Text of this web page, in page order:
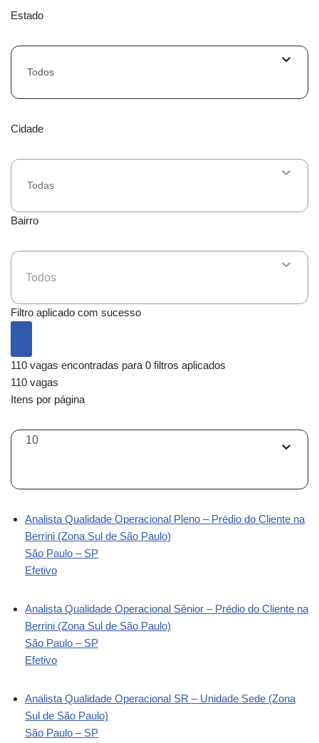
Estado
Todos
Cidade
Todas
Bairro
Todos
Filtro aplicado com sucesso
110 vagas encontradas para 0 filtros aplicados
110 vagas
Itens por página
10
Analista Qualidade Operacional Pleno – Prédio do Cliente na
Berrini (Zona Sul de São Paulo)
São Paulo – SP
Efetivo
Analista Qualidade Operacional Sênior – Prédio do Cliente na
Berrini (Zona Sul de São Paulo)
São Paulo – SP
Efetivo
Analista Qualidade Operacional SR – Unidade Sede (Zona
Sul de São Paulo)
São Paulo – SP